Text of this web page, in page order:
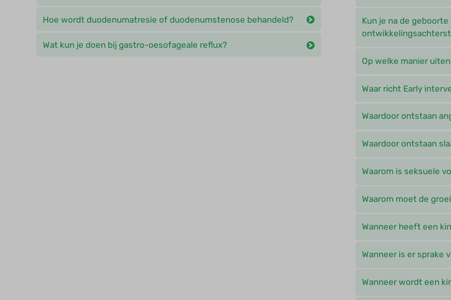
Hoe wordt duodenumatresie of duodenumstenose behandeld?
Wat kun je doen bij gastro-oesofageale reflux?
Kun je na de
Op welke manier
Waar richt Early
Waardoor ontstaan
Waardoor ontstaan
Waarom is seksuele
Waarom moet de
Wanneer heeft een
Wanneer is er sprake
Wanneer wordt een